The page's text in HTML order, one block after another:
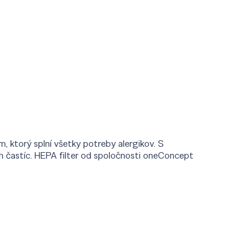
ktorý splní všetky potreby alergikov. S
častíc. HEPA filter od spoločnosti oneConcept